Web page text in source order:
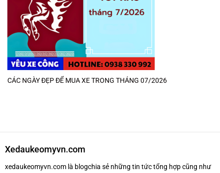
CÁC NGÀY ĐẸP ĐỂ MUA XE TRONG THÁNG 07/2026
Xedaukeomyvn.com
xedaukeomyvn.com là blogchia sẻ những tin tức tổng hợp cũng như